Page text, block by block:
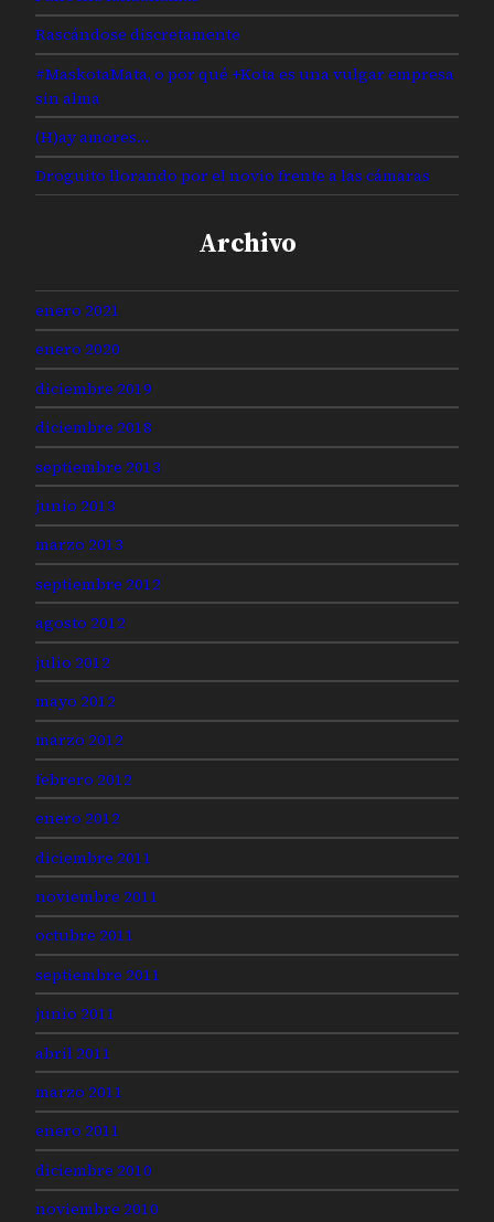
Rascándose discretamente
#MaskotaMata, o por qué +Kota es una vulgar empresa
sin alma
(H)ay amores…
Droguito llorando por el novio frente a las cámaras
Archivo
enero 2021
enero 2020
diciembre 2019
diciembre 2018
septiembre 2013
junio 2013
marzo 2013
septiembre 2012
agosto 2012
julio 2012
mayo 2012
marzo 2012
febrero 2012
enero 2012
diciembre 2011
noviembre 2011
octubre 2011
septiembre 2011
junio 2011
abril 2011
marzo 2011
enero 2011
diciembre 2010
noviembre 2010